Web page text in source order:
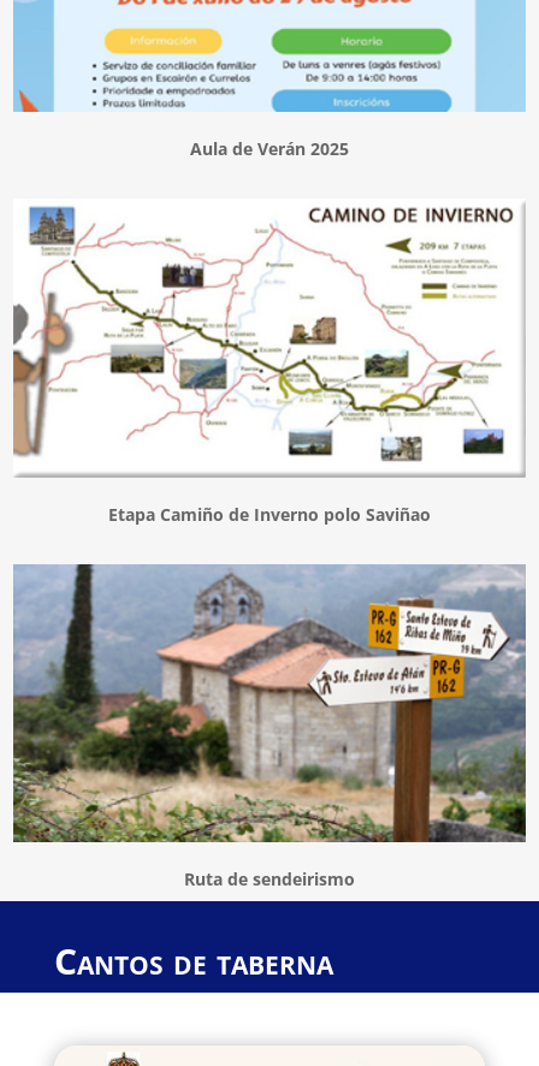
Aula de Verán 2025
Etapa Camiño de Inverno polo Saviñao
Ruta de sendeirismo
Cantos de taberna